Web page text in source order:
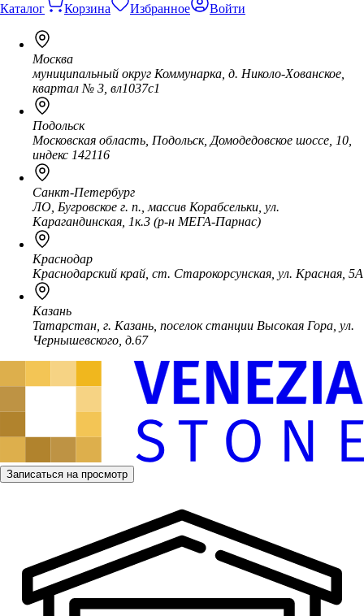
Каталог Корзина Избранное Войти
Москва
муниципальный округ Коммунарка, д. Николо-Хованское,
квартал № 3, вл1037с1
Подольск
Московская область, Подольск, Домодедовское шоссе, 10,
индекс 142116
Санкт-Петербург
ЛО, Бугровское г. п., массив Корабсельки, ул.
Карагандинская, 1к.3 (р-н МЕГА-Парнас)
Краснодар
Краснодарский край, ст. Старокорсунская, ул. Красная, 5А
Казань
Татарстан, г. Казань, поселок станции Высокая Гора, ул.
Чернышевского, д.67
Записаться на просмотр